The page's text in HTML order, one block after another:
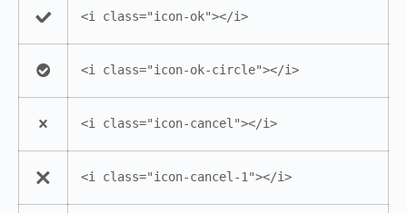
<i class="icon-ok"></i>
<i class="icon-ok-circle"></i>
<i class="icon-cancel"></i>
<i class="icon-cancel-1"></i>